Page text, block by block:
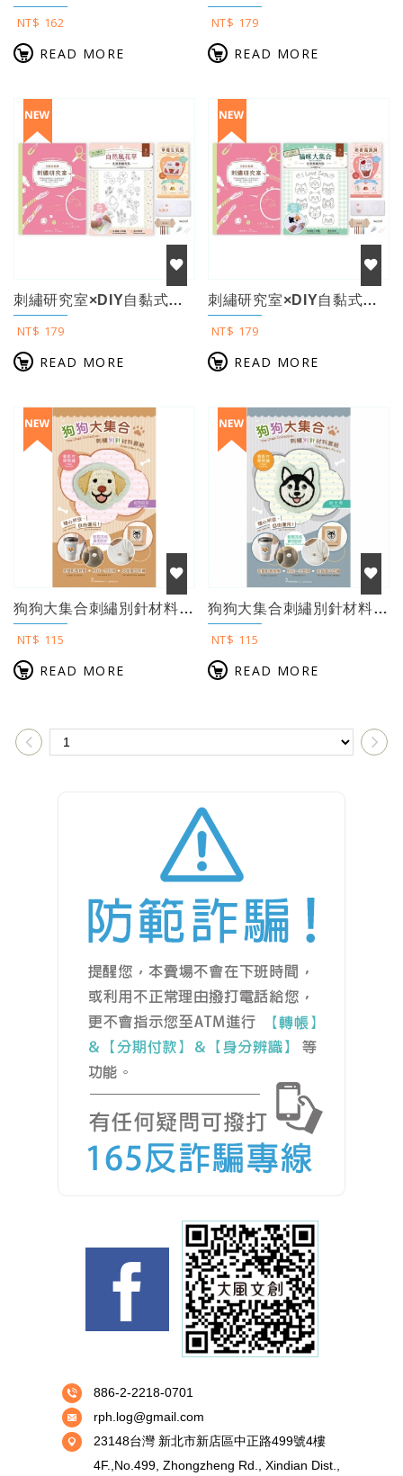
NT$ 162
READ MORE
NT$ 179
READ MORE
刺繡研究室×DIY自黏式水溶刺繡布貼「自然風花草」（超值贈：貓咪甜點屋刺繡別針材...
NT$ 179
READ MORE
刺繡研究室×DIY自黏式水溶刺繡布貼「貓咪大集合」（超值贈：貓咪甜點屋刺繡別針材...
NT$ 179
READ MORE
狗狗大集合刺繡別針材料套組:拉布拉多(附別針，含全程影音教學)
NT$ 115
READ MORE
狗狗大集合刺繡別針材料套組:哈士奇(附別針，含全程影音教學)
NT$ 115
READ MORE
886-2-2218-0701
rph.log@gmail.com
23148台灣 新北市新店區中正路499號4樓
4F.,No.499, Zhongzheng Rd., Xindian Dist.,